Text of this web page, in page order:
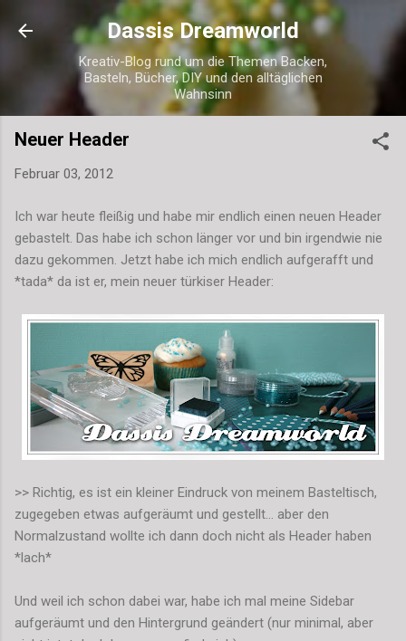
Direkt zum Hauptbereich
Dassis Dreamworld
Kreativ-Blog rund um die Themen Backen,
Basteln, Bücher, DIY und den alltäglichen
Wahnsinn
Neuer Header
Februar 03, 2012
Ich war heute fleißig und habe mir endlich einen neuen Header
gebastelt. Das habe ich schon länger vor und bin irgendwie nie
dazu gekommen. Jetzt habe ich mich endlich aufgerafft und
*tada* da ist er, mein neuer türkiser Header:
>> Richtig, es ist ein kleiner Eindruck von meinem Basteltisch,
zugegeben etwas aufgeräumt und gestellt... aber den
Normalzustand wollte ich dann doch nicht als Header haben
*lach*
Und weil ich schon dabei war, habe ich mal meine Sidebar
aufgeräumt und den Hintergrund geändert (nur minimal, aber